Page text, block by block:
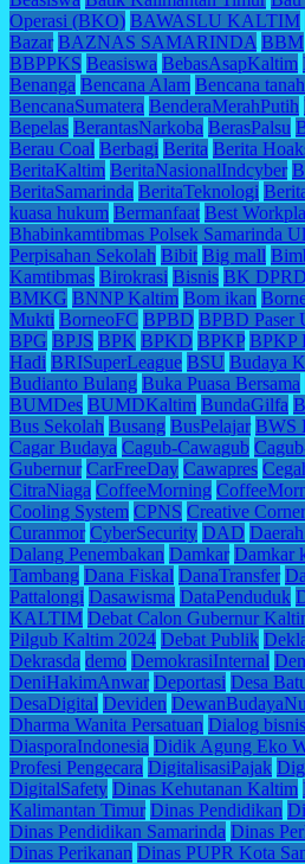
Operasi (BKO) BAWASLU KALTIM
Bazar BAZNAS SAMARINDA BBM
BBPPKS Beasiswa BebasAsapKaltim
Benanga Bencana Alam Bencana
BencanaSumatera BenderaMerahPutih
Bepelas BerantasNarkoba BerasPalsu
Berau Coal Berbagi Berita Berita
BeritaKaltim BeritaNasionalIndcyber
BeritaSamarinda BeritaTeknologi
kuasa hukum Bermanfaat Best
Bhabinkamtibmas Polsek Samarinda
Perpisahan Sekolah Bibit Big mall
Kamtibmas Birokrasi Bisnis BK
BMKG BNNP Kaltim Bom ikan
Mukti BorneoFC BPBD BPBD Paser
BPG BPJS BPK BPKD BPKP BPKP
Hadi BRISuperLeague BSU Budaya
Budianto Bulang Buka Puasa Bersama
BUMDes BUMDKaltim BundaGilfa
Bus Sekolah Busang BusPelajar BWS
Cagar Budaya Cagub-Cawagub
Gubernur CarFreeDay Cawapres
CitraNiaga CoffeeMorning
Cooling System CPNS Creative Corner
Curanmor CyberSecurity DAD
Dalang Penembakan Damkar Damkar
Tambang Dana Fiskal DanaTransfer
Pattalongi Dasawisma DataPenduduk
KALTIM Debat Calon Gubernur
Pilgub Kaltim 2024 Debat Publik
Dekrasda demo DemokrasiInternal
DeniHakimAnwar Deportasi Desa
DesaDigital Deviden
Dharma Wanita Persatuan Dialog
DiasporaIndonesia Didik Agung Eko
Profesi Pengecara DigitalisasiPajak
DigitalSafety Dinas Kehutanan Kaltim
Kalimantan Timur Dinas Pendidikan
Dinas Pendidikan Samarinda Dinas
Dinas Perikanan Dinas PUPR Kota